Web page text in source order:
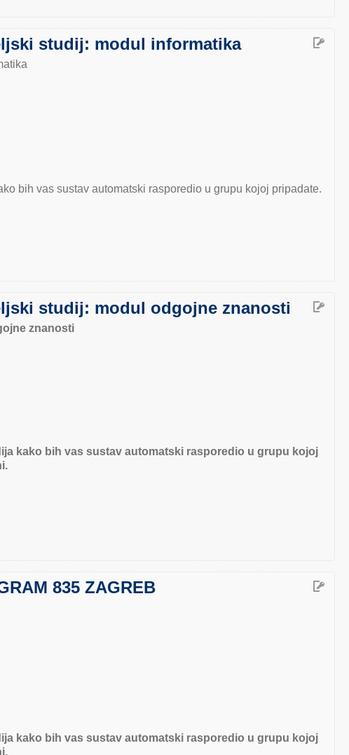
studij: modul informatika
bih vas sustav automatski rasporedio u grupu kojoj pripadate.
studij: modul odgojne znanosti
znanosti
kako bih vas sustav automatski rasporedio u grupu kojoj
835 ZAGREB
kako bih vas sustav automatski rasporedio u grupu kojoj